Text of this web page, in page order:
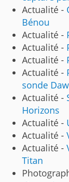
Actualité -
Bénou
Actualité -
Actualité -
Actualité -
Actualité -
sonde
Actualité -
Horizons
Actualité -
Actualité -
Actualité -
Titan